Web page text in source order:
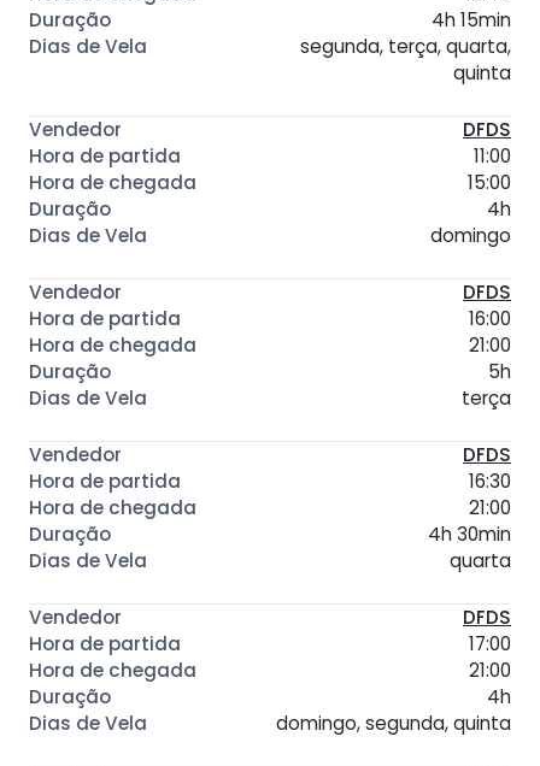
4h 15min
segunda, terça, quarta,
quinta
DFDS
11:00
15:00
4h
domingo
DFDS
16:00
21:00
5h
terça
DFDS
16:30
21:00
4h 30min
quarta
DFDS
17:00
21:00
4h
domingo, segunda, quinta